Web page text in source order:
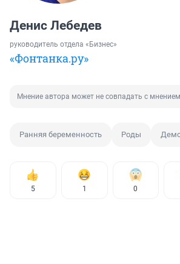
Денис Лебедев
руководитель отдела «Бизнес»
«Фонтанка.ру»
Мнение автора может не совпадать с
Ранняя беременность Роды
5 1 0